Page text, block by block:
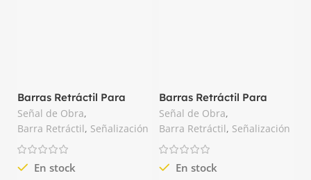
Barras Retráctil Para
Conos Rojo y Blanco
Nacional
Señal de Obra,
Barra Retráctil, Señalización
En stock
Barras Retráctil Para
Conos Rojo y Negro
Nacional
Señal de Obra,
Barra Retráctil, Señalización
En stock